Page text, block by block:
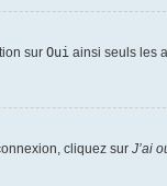
sur Oui ainsi seuls les
cliquez sur J’ai